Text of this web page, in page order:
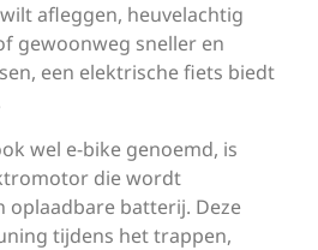
afleggen, heuvelachtig
gewoonweg sneller en
een elektrische fiets biedt
wel e-bike genoemd, is
die wordt
oplaadbare batterij. Deze
tijdens het trappen,